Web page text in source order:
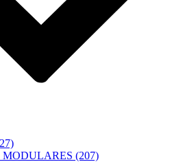
MODULARES (207)